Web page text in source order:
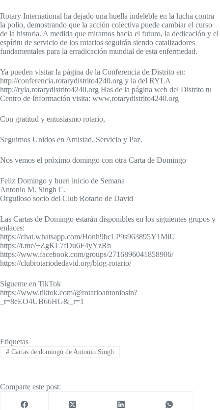
Rotary International ha dejado una huella indeleble en la lucha contra
la polio, demostrando que la acción colectiva puede cambiar el curso
de la historia. A medida que miramos hacia el futuro, la dedicación y el
espíritu de servicio de los rotarios seguirán siendo catalizadores
fundamentales para la erradicación mundial de esta enfermedad.
Ya pueden visitar la página de la Conferencia de Distrito en:
http://conferencia.rotarydistrito4240.org y la del RYLA
http://ryla.rotarydistrito4240.org Has de la página web del Distrito tu
Centro de Información visita: www.rotarydistrito4240.org
Con gratitud y entusiasmo rotario,
Seguimos Unidos en Amistad, Servicio y Paz.
Nos vemos el próximo domingo con otra Carta de Domingo
Feliz Domingo y buen inicio de Semana
Antonio M. Singh C.
Orgulloso socio del Club Rotario de David
Las Cartas de Domingo estarán disponibles en los siguientes grupos y
enlaces:
https://chat.whatsapp.com/Honh9bcLP9s963895Y1MiU
https://t.me/+ZgKL7fDu6F4yYzRh
https://www.facebook.com/groups/2716896041858906/
https://clubrotariodedavid.org/blog-rotario/
Sígueme en TikTok
https://www.tiktok.com/@rotarioantoniosin?
_t=8eEO4UB66HG&_r=1
Etiquetas
#Cartas de domingo de Antonio Singh
Comparte este post: